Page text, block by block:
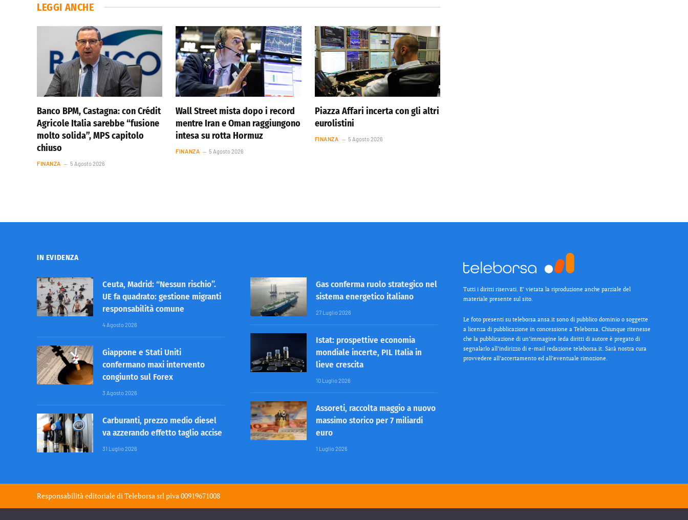
LEGGI ANCHE
Banco BPM, Castagna: con Crédit
Agricole Italia sarebbe “fusione
molto solida”, MPS capitolo
chiuso
FINANZA 5 Agosto 2026
Wall Street mista dopo i record
mentre Iran e Oman raggiungono
intesa su rotta Hormuz
FINANZA 5 Agosto 2026
Piazza Affari incerta con gli altri
eurolistini
FINANZA 5 Agosto 2026
IN EVIDENZA
Ceuta, Madrid: “Nessun rischio”.
UE fa quadrato: gestione migranti
responsabilità comune
4 Agosto 2026
Giappone e Stati Uniti
confermano maxi intervento
congiunto sul Forex
3 Agosto 2026
Carburanti, prezzo medio diesel
va azzerando effetto taglio accise
31 Luglio 2026
Gas conferma ruolo strategico nel
sistema energetico italiano
27 Luglio 2026
Istat: prospettive economia
mondiale incerte, PIL Italia in
lieve crescita
10 Luglio 2026
Assoreti, raccolta maggio a nuovo
massimo storico per 7 miliardi
euro
1 Luglio 2026
Tutti i diritti riservati. E’ vietata la riproduzione anche parziale del
materiale presente sul sito.
Le foto presenti su teleborsa.ansa.it sono di pubblico dominio o soggette
a licenza di pubblicazione in concessione a Teleborsa. Chiunque ritenesse
che la pubblicazione di un’immagine leda diritti di autore è pregato di
segnalarlo all’indirizzo di e-mail redazione teleborsa.it. Sarà nostra cura
provvedere all’accertamento ed all’eventuale rimozione.
Responsabilità editoriale di Teleborsa srl piva 00919671008